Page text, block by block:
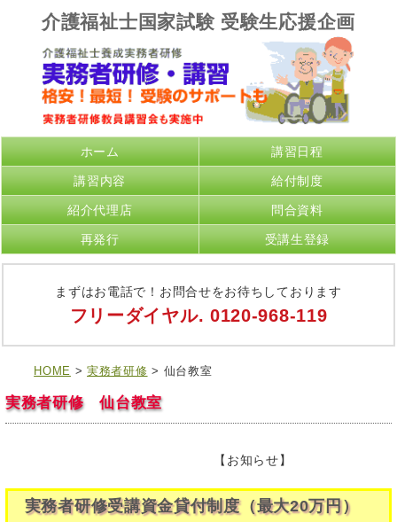
介護福祉士国家試験 受験生応援企画
ホーム 講習日程
講習内容 給付制度
紹介代理店 問合資料
再発行 受講生登録
まずはお電話で！お問合せをお待ちしております
フリーダイヤル. 0120-968-119
HOME >実務者研修 > 仙台教室
実務者研修 仙台教室
【お知らせ】
実務者研修受講資金貸付制度（最大20万円）